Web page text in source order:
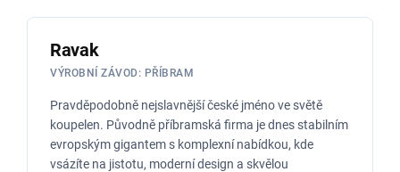
Ravak
VÝROBNÍ ZÁVOD: PŘÍBRAM
Pravděpodobně nejslavnější české jméno ve světě
koupelen. Původně příbramská firma je dnes stabilním
evropským gigantem s komplexní nabídkou, kde
vsázíte na jistotu, moderní design a skvělou